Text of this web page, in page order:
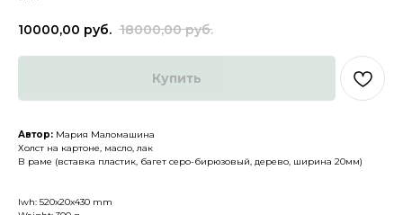
10000,00 руб. 18000,00 руб.
Купить
Автор: Мария Маломашина
Холст на картоне, масло, лак
В раме (вставка пластик, багет серо-бирюзовый, дерево, ширина 20мм)
lwh: 520x20x430 mm
ДРУГИЕ
Каталог
Политика конфиденциальности
О нас
Контакты